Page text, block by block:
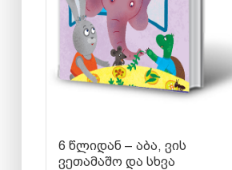
6 წლიდან – აბა, ვის
ვეთამაშო და სხვა